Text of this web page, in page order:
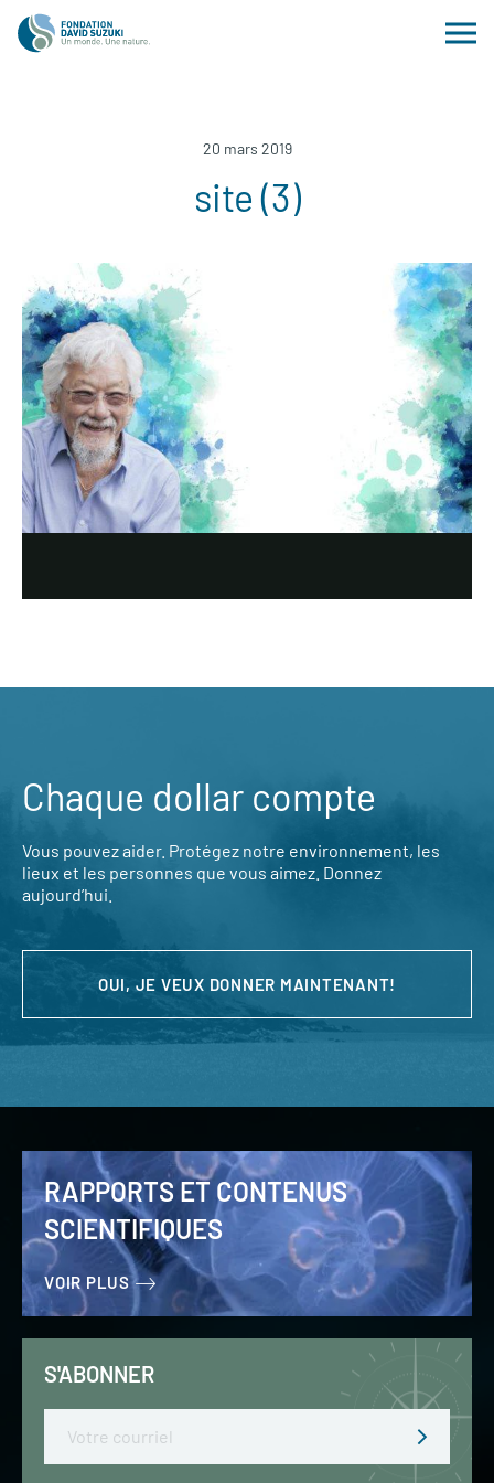
20 mars 2019
site (3)
Chaque dollar compte
Vous pouvez aider. Protégez notre environnement, les
lieux et les personnes que vous aimez. Donnez
aujourd’hui.
OUI, JE VEUX DONNER MAINTENANT!
RAPPORTS ET CONTENUS
SCIENTIFIQUES
VOIR PLUS
S'ABONNER
Email